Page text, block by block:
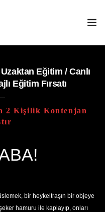
Eğitim / Canlı
Eğitim Fırsatı
2 Kişilik Kontenjan
bir heykeltraşın bir objeye
hamuru ile kaplayıp, onları